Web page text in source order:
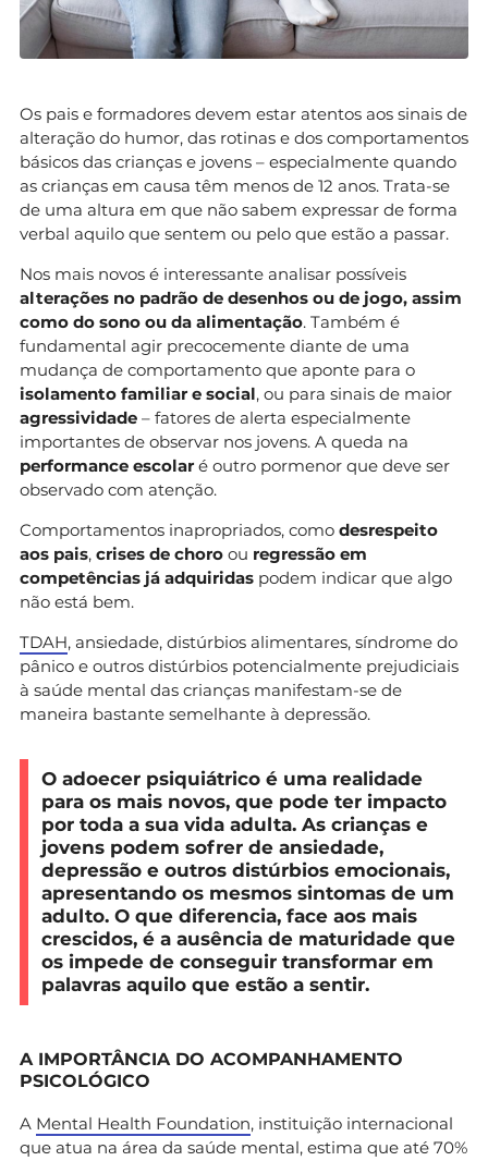
Os pais e formadores devem estar atentos aos sinais de
alteração do humor, das rotinas e dos comportamentos
básicos das crianças e jovens – especialmente quando
as crianças em causa têm menos de 12 anos. Trata-se
de uma altura em que não sabem expressar de forma
verbal aquilo que sentem ou pelo que estão a passar.
Nos mais novos é interessante analisar possíveis
alterações no padrão de desenhos ou de jogo, assim
como do sono ou da alimentação. Também é
fundamental agir precocemente diante de uma
mudança de comportamento que aponte para o
isolamento familiar e social, ou para sinais de maior
agressividade – fatores de alerta especialmente
importantes de observar nos jovens. A queda na
performance escolar é outro pormenor que deve ser
observado com atenção.
Comportamentos inapropriados, como desrespeito
aos pais, crises de choro ou regressão em
competências já adquiridas podem indicar que algo
não está bem.
TDAH, ansiedade, distúrbios alimentares, síndrome do
pânico e outros distúrbios potencialmente prejudiciais
à saúde mental das crianças manifestam-se de
maneira bastante semelhante à depressão.
O adoecer psiquiátrico é uma realidade
para os mais novos, que pode ter impacto
por toda a sua vida adulta. As crianças e
jovens podem sofrer de ansiedade,
depressão e outros distúrbios emocionais,
apresentando os mesmos sintomas de um
adulto. O que diferencia, face aos mais
crescidos, é a ausência de maturidade que
os impede de conseguir transformar em
palavras aquilo que estão a sentir.
A IMPORTÂNCIA DO ACOMPANHAMENTO
PSICOLÓGICO
A Mental Health Foundation, instituição internacional
que atua na área da saúde mental, estima que até 70%